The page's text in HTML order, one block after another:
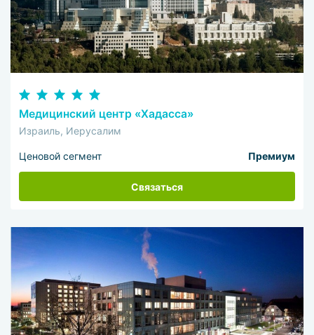
Медицинский центр «Хадасса»
Израиль, Иерусалим
Ценовой сегмент Премиум
Связаться